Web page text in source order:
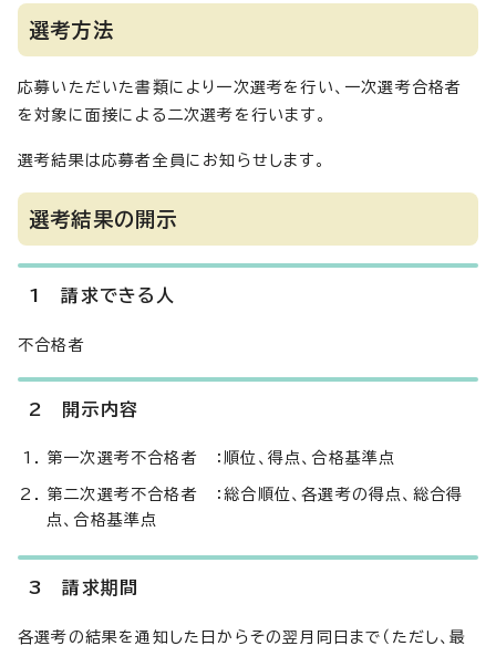
選考方法
応募いただいた書類により一次選考を行い、一次選考合格者
を対象に面接による二次選考を行います。
選考結果は応募者全員にお知らせします。
選考結果の開示
1 請求できる人
不合格者
2 開示内容
第一次選考不合格者 ：順位、得点、合格基準点
第二次選考不合格者 ：総合順位、各選考の得点、総合得
点、合格基準点
3 請求期間
各選考の結果を通知した日からその翌月同日まで（ただし、最